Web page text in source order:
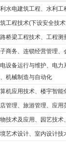
水电建筑工程、水利
工程技术(下设安全技
桥梁工程技术、工程
商务、连锁经营管理
设备运行与维护、电
机械制造与自动化
机应用技术、楼宇智
管理、旅游管理、应
技术及应用、园艺技
艺术设计、室内设计